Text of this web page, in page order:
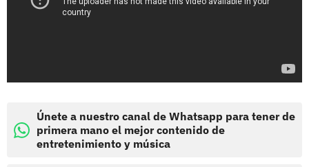
Únete a nuestro canal de Whatsapp para tener de
primera mano el mejor contenido de
entretenimiento y música